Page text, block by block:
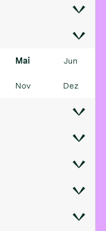
Mai Jun
Nov Dez